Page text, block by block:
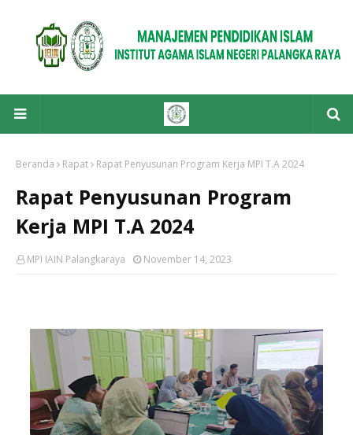
Beranda Rapat Rapat Penyusunan Program Kerja MPI T.A 2024
Rapat Penyusunan Program
Kerja MPI T.A 2024
MPI IAIN Palangkaraya November 14, 2023